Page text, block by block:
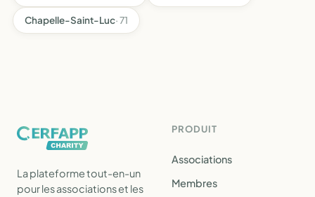
Chapelle-Saint-Luc· 71
La plateforme tout-en-un
pour les associations et les
PRODUIT
Associations
Membres